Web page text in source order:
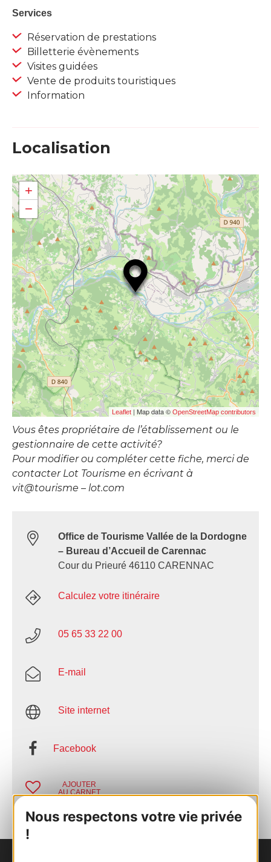
Nous respectons votre vie privée
!
Services
Réservation de prestations
Billetterie évènements
Visites guidées
Vente de produits touristiques
Information
Localisation
+
−
Leaflet | Map data © OpenStreetMap contributors
Vous êtes propriétaire de l’établissement ou le
gestionnaire de cette activité?
Pour modifier ou compléter cette fiche, merci de
contacter Lot Tourisme en écrivant à
vit@tourisme – lot.com
Office de Tourisme Vallée de la Dordogne
– Bureau d’Accueil de Carennac
Cour du Prieuré 46110 CARENNAC
Calculez votre itinéraire
05 65 33 22 00
E-mail
Site internet
Facebook
AJOUTER
AU CARNET